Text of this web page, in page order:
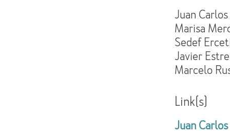
Juan
Marisa
Sedef
Javier
Marcelo
Link(s)
Juan